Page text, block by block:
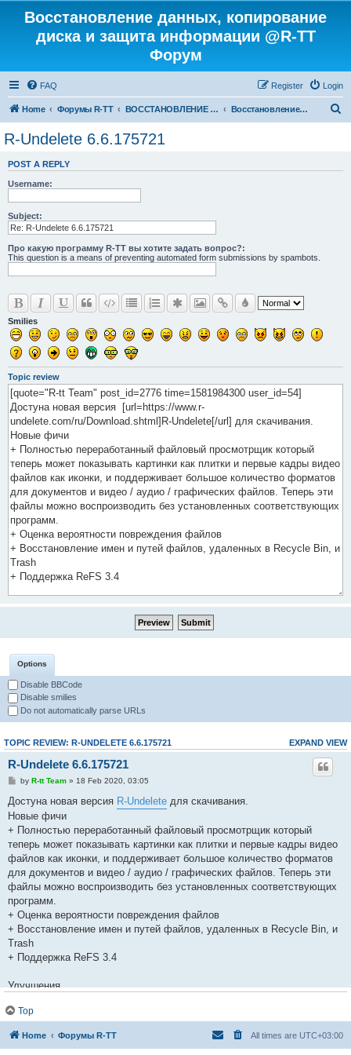
Восстановление данных, копирование
диска и защита информации @R-TT
Форум
FAQ Login
Register
Home Форумы R-TT ВОССТАНОВЛЕНИЕ ДАННЫХ И УДАЛЕННЫХ ФАЙЛОВ Восстановление Удаленных Файлов
R-Undelete 6.6.175721
POST A REPLY
Username:
Subject:
Про какую программу R-TT вы хотите задать вопрос?:
This question is a means of preventing automated form submissions by spambots.
Smilies
Topic review
Options
Disable BBCode
Disable smilies
Do not automatically parse URLs
EXPAND VIEW
TOPIC REVIEW: R-UNDELETE 6.6.175721
R-Undelete 6.6.175721
by R-tt Team» 18 Feb 2020, 03:05
Достуна новая версия R-Undelete для скачивания.
Новые фичи
+ Полностью переработанный файловый просмотрщик который
теперь может показывать картинки как плитки и первые кадры видео
файлов как иконки, и поддерживает большое количество форматов
для документов и видео / аудио / графических файлов. Теперь эти
файлы можно воспроизводить без установленных соответствующих
программ.
+ Оценка вероятности повреждения файлов
+ Восстановление имен и путей файлов, удаленных в Recycle Bin, и
Trash
+ Поддержка ReFS 3.4
Улучшения
файловых систем.
* Использование памяти было оптимизировано и отлажено.
* Улучшен анализ и реконструкция файловых систем NTFS и FAT32
Top
Home Форумы R-TT All times are UTC+03:00